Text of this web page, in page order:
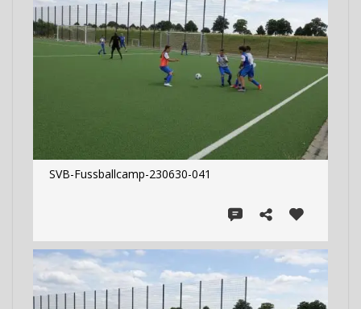
SVB-Fussballcamp-230630-041